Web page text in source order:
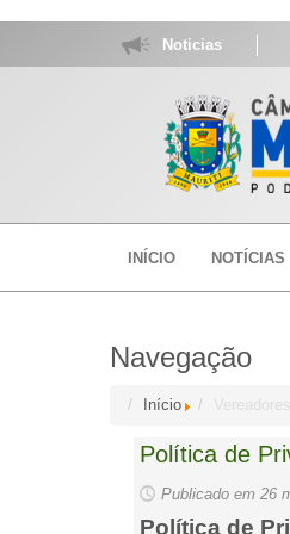
Noticias
INÍCIO NOTÍCIAS
Navegação
Início Vereadores
Política de
Publicado em 26
Política de